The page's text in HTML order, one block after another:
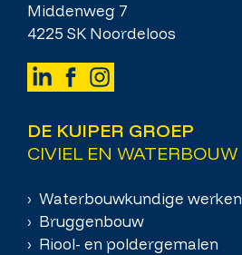
Middenweg 7
4225 SK Noordeloos
DE KUIPER GROEP
CIVIEL EN WATERBOUW
› Waterbouwkundige werken
› Bruggenbouw
› Riool- en poldergemalen